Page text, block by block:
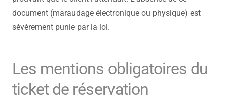
document (maraudage électronique ou physique) est
sévèrement punie par la loi.
Les mentions obligatoires du
ticket de réservation